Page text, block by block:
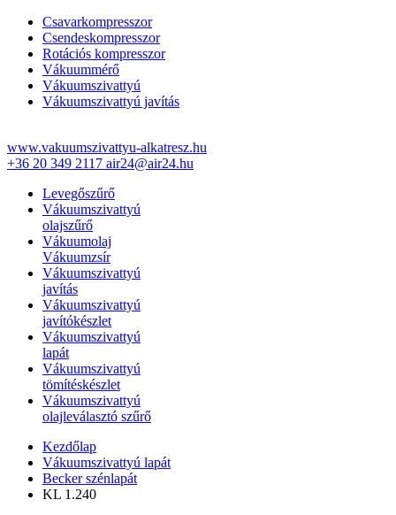
Csavarkompresszor
Csendeskompresszor
Rotációs kompresszor
Vákuummérő
Vákuumszivattyú
Vákuumszivattyú javítás
www.vakuumszivattyu-alkatresz.hu
+36 20 349 2117 air24@air24.hu
Levegőszűrő
Vákuumszivattyú
olajszűrő
Vákuumolaj
Vákuumzsír
Vákuumszivattyú
javítás
Vákuumszivattyú
javítókészlet
Vákuumszivattyú
lapát
Vákuumszivattyú
tömítéskészlet
Vákuumszivattyú
olajleválasztó szűrő
Kezdőlap
Vákuumszivattyú lapát
Becker szénlapát
KL 1.240